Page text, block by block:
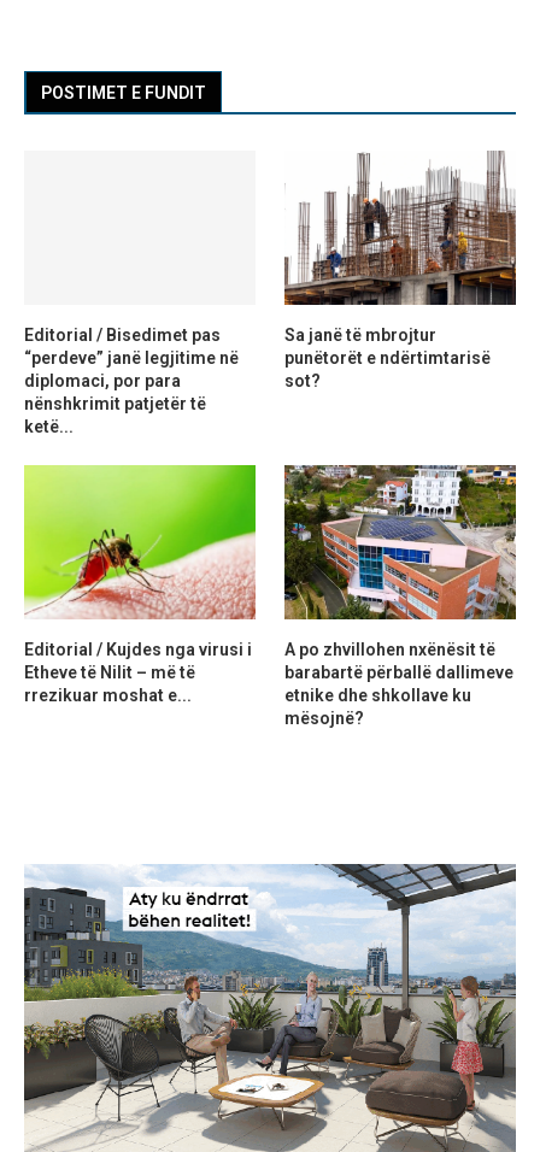
POSTIMET E FUNDIT
Editorial / Bisedimet pas
“perdeve” janë legjitime në
diplomaci, por para
nënshkrimit patjetër të
ketë...
Sa janë të mbrojtur
punëtorët e ndërtimtarisë
sot?
Editorial / Kujdes nga virusi i
Etheve të Nilit – më të
rrezikuar moshat e...
A po zhvillohen nxënësit të
barabartë përballë dallimeve
etnike dhe shkollave ku
mësojnë?